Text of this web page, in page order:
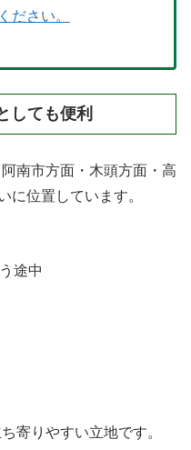
ださい。
しても便利
南市方面・木頭方面・高
に位置しています。
途中
寄りやすい立地です。